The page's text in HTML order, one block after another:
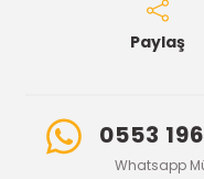
Paylaş
0553
Whatsapp